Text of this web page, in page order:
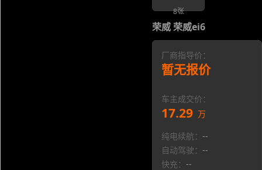
8张
荣威 荣威ei6
厂商指导价：
暂无报价
车主成交价：
17.29 万
纯电续航： --
自动驾驶： --
快充： --